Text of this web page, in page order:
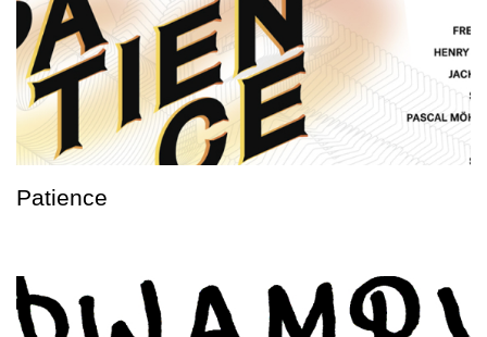
Patience